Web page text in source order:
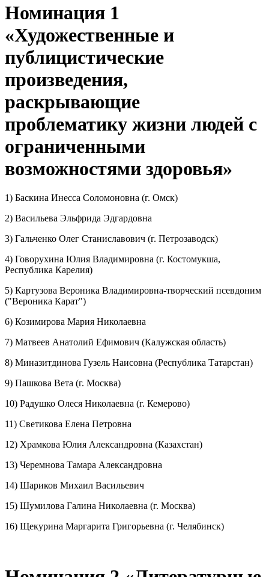
Номинация 1
«Художественные и
публицистические
произведения,
раскрывающие
проблематику жизни людей с
ограниченными
возможностями здоровья»
1) Баскина Инесса Соломоновна (г. Омск)
2) Васильева Эльфрида Эдгардовна
3) Гальченко Олег Станиславович (г. Петрозаводск)
4) Говорухина Юлия Владимировна (г. Костомукша,
Республика Карелия)
5) Картузова Вероника Владимировна-творческий псевдоним
("Вероника Карат")
6) Козимирова Мария Николаевна
7) Матвеев Анатолий Ефимович (Калужская область)
8) Миназитдинова Гузель Наисовна (Республика Татарстан)
9) Пашкова Вета (г. Москва)
10) Радушко Олеся Николаевна (г. Кемерово)
11) Светикова Елена Петровна
12) Храмкова Юлия Александровна (Казахстан)
13) Черемнова Тамара Александровна
14) Шариков Михаил Васильевич
15) Шумилова Галина Николаевна (г. Москва)
16) Щекурина Маргарита Григорьевна (г. Челябинск)